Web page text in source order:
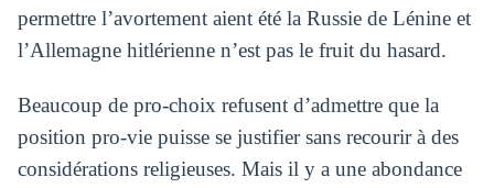
permettre l’avortement aient été la Russie de Lénine et
l’Allemagne hitlérienne n’est pas le fruit du hasard.
Beaucoup de pro-choix refusent d’admettre que la
position pro-vie puisse se justifier sans recourir à des
considérations religieuses. Mais il y a une abondance